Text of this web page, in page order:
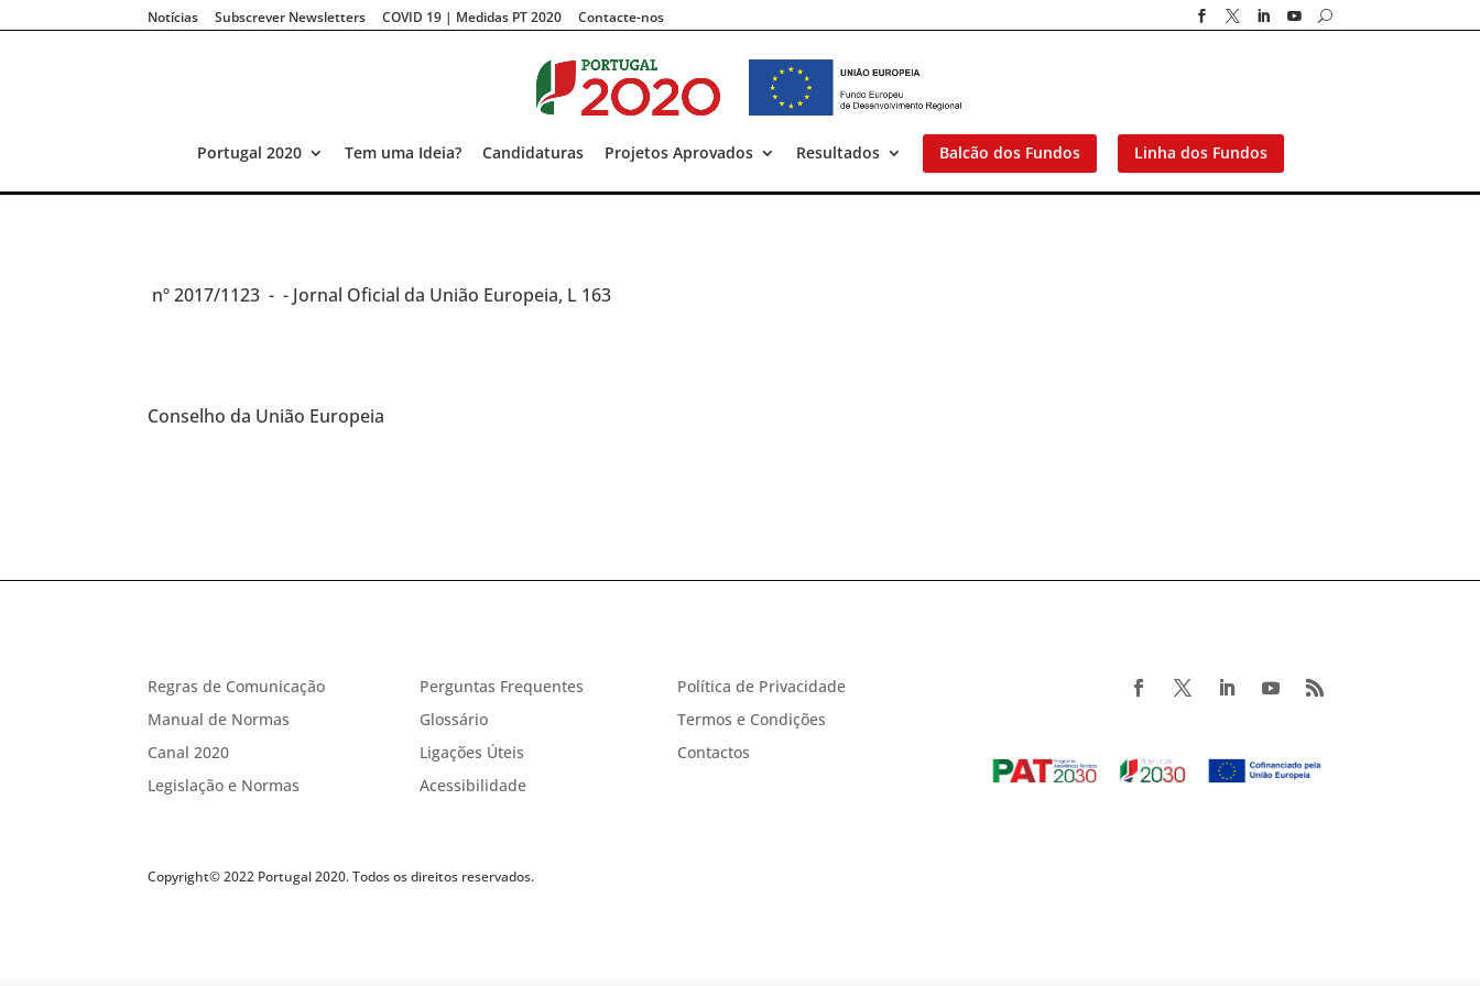
Notícias Subscrever Newsletters COVID 19 | Medidas PT 2020 Contacte-nos     U
Portugal 2020 Tem uma Ideia? Candidaturas Projetos Aprovados Resultados Balcão dos Fundos Linha dos Fundos
nº 2017/1123 -- Jornal Oficial da União Europeia, L 163
Conselho da União Europeia
Regras de Comunicação
Manual de Normas
Canal 2020
Legislação e Normas
Perguntas Frequentes
Glossário
Ligações Úteis
Acessibilidade
Política de Privacidade
Termos e Condições
Contactos
Copyright© 2022 Portugal 2020. Todos os direitos reservados.